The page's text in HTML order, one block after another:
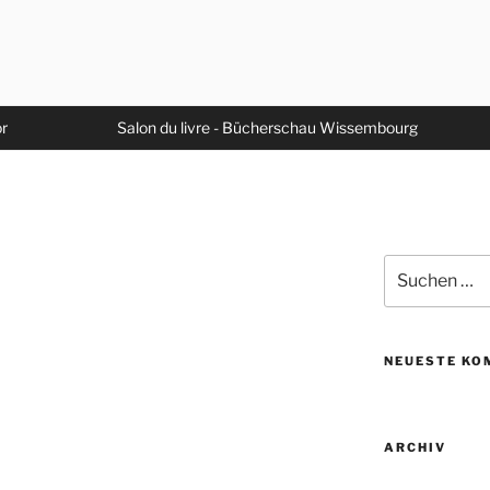
Salon du livre - Bücherschau Wissembourg
nach:
NEUESTE
ARCHIV